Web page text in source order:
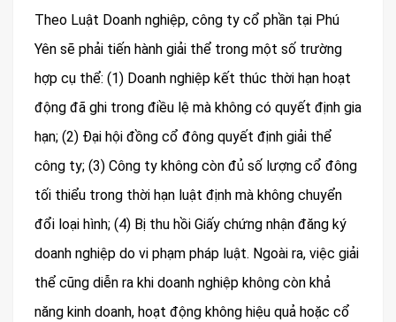
Theo Luật Doanh nghiệp, công ty cổ phần tại Phú
Yên sẽ phải tiến hành giải thể trong một số trường
hợp cụ thể: (1) Doanh nghiệp kết thúc thời hạn hoạt
động đã ghi trong điều lệ mà không có quyết định gia
hạn; (2) Đại hội đồng cổ đông quyết định giải thể
công ty; (3) Công ty không còn đủ số lượng cổ đông
tối thiểu trong thời hạn luật định mà không chuyển
đổi loại hình; (4) Bị thu hồi Giấy chứng nhận đăng ký
doanh nghiệp do vi phạm pháp luật. Ngoài ra, việc giải
thể cũng diễn ra khi doanh nghiệp không còn khả
năng kinh doanh, hoạt động không hiệu quả hoặc cổ